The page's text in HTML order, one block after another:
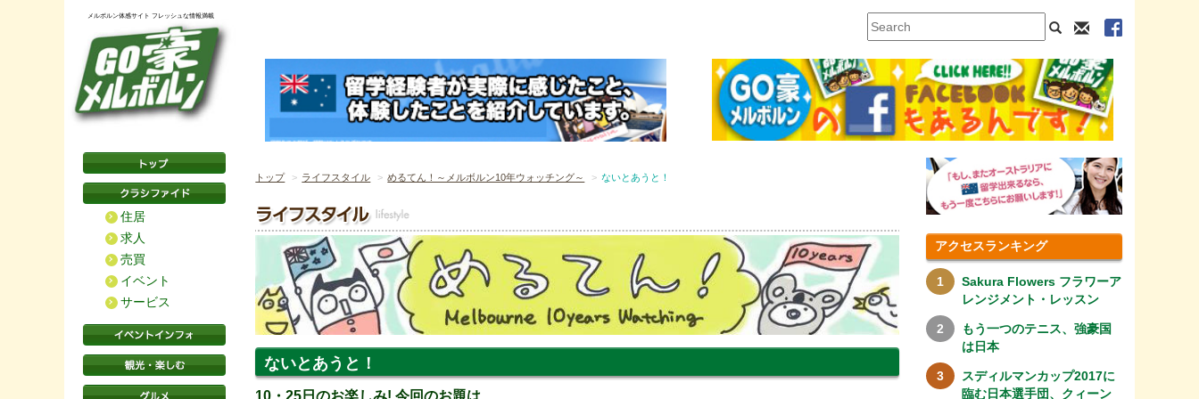
メルボルン体感サイト フレッシュな情報満載
住居
求人
売買
イベント
サービス
トップ ライフスタイル めるてん！～メルボルン10年ウォッチング～ ないとあうと！
ないとあうと！
10・25日のお楽しみ! 今回のお題は
アクセスランキング
Sakura Flowers フラワーア
レンジメント・レッスン
もう一つのテニス、強豪国
は日本
スディルマンカップ2017に
臨む日本選手団、クィーン